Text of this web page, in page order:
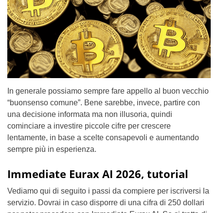
In generale possiamo sempre fare appello al buon vecchio
“buonsenso comune”. Bene sarebbe, invece, partire con
una decisione informata ma non illusoria, quindi
cominciare a investire piccole cifre per crescere
lentamente, in base a scelte consapevoli e aumentando
sempre più in esperienza.
Immediate Eurax AI 2026, tutorial
Vediamo qui di seguito i passi da compiere per iscriversi la
servizio. Dovrai in caso disporre di una cifra di 250 dollari